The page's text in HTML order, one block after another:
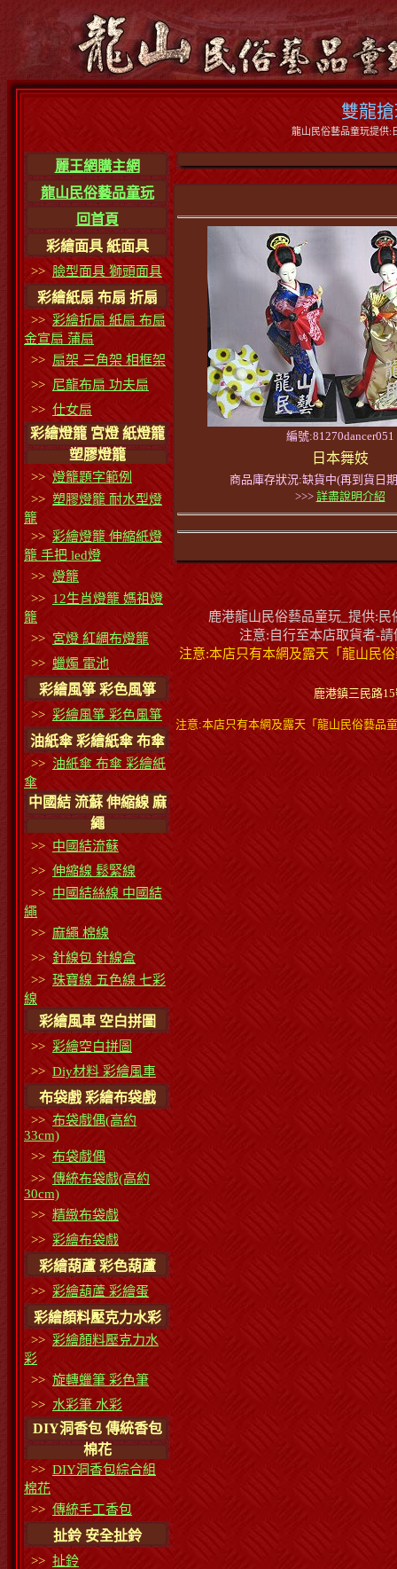
雙龍
龍山民俗藝品童玩提供:
麗王網購主網
龍山民俗藝品童玩
回首頁
彩繪面具 紙面具
>> 臉型面具 獅頭面具
彩繪紙扇 布扇 折扇
>> 彩繪折扇 紙扇 布扇
金宣扇 蒲扇
>> 扇架 三角架 相框架
>> 尼龍布扇 功夫扇
>> 仕女扇
彩繪燈籠 宮燈 紙燈籠
塑膠燈籠
>> 燈籠題字範例
>> 塑膠燈籠 耐水型燈
籠
>> 彩繪燈籠 伸縮紙燈
籠 手把 led燈
>> 燈籠
>> 12生肖燈籠 媽祖燈
籠
>> 宮燈 紅綢布燈籠
>> 蠟燭 電池
彩繪風箏 彩色風箏
>> 彩繪風箏 彩色風箏
油紙傘 彩繪紙傘 布傘
>> 油紙傘 布傘 彩繪紙
傘
中國結 流蘇 伸縮線 麻
繩
>> 中國結流蘇
>> 伸縮線 鬆緊線
>> 中國結絲線 中國結
繩
>> 麻繩 棉線
>> 針線包 針線盒
>> 珠寶線 五色線 七彩
線
彩繪風車 空白拼圖
>> 彩繪空白拼圖
>> Diy材料 彩繪風車
布袋戲 彩繪布袋戲
>> 布袋戲偶(高約
33cm)
>> 布袋戲偶
>> 傳統布袋戲(高約
30cm)
>> 精緻布袋戲
>> 彩繪布袋戲
彩繪葫蘆 彩色葫蘆
>> 彩繪葫蘆 彩繪蛋
彩繪顏料壓克力水彩
>> 彩繪顏料壓克力水
彩
>> 旋轉蠟筆 彩色筆
>> 水彩筆 水彩
DIY洞香包 傳統香包
棉花
>> DIY洞香包綜合組
棉花
>> 傳統手工香包
扯鈴 安全扯鈴
>> 扯鈴
編號:81270dancer051
日本舞妓
商品庫存狀況:缺貨中(再到貨日
>>> 詳盡說明介紹
鹿港龍山民俗藝品童玩_提供:
注意:自行至本店取貨者-
注意:本店只有本網及露天「龍山民
鹿港鎮三民路
注意:本店只有本網及露天「龍山民俗藝品